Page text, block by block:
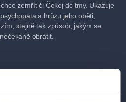
zemřít či Čekej do tmy. Ukazuje
a hrůzu jeho oběti,
stejně tak způsob, jakým se
obrátit.